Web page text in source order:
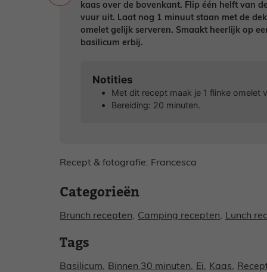
kaas over de bovenkant. Flip één helft van
vuur uit. Laat nog 1 minuut staan met de
omelet gelijk serveren. Smaakt heerlijk op
basilicum erbij.
Notities
Met dit recept maak je 1 flinke omelet
Bereiding: 20 minuten.
Recept & fotografie: Francesca
Categorieën
Brunch recepten, Camping recepten, Lunch
Tags
Basilicum, Binnen 30 minuten, Ei, Kaas,